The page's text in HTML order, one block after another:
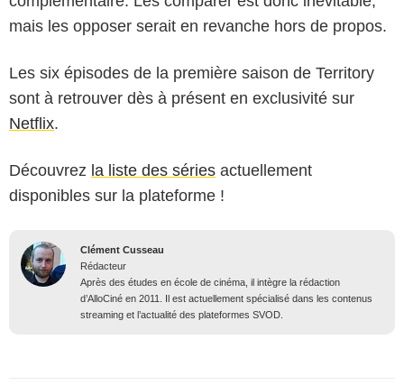
mais les opposer serait en revanche hors de propos.
Les six épisodes de la première saison de Territory
sont à retrouver dès à présent en exclusivité sur
Netflix.
Découvrez la liste des séries actuellement
disponibles sur la plateforme !
Clément Cusseau
Rédacteur
Après des études en école de cinéma, il intègre la rédaction
d’AlloCiné en 2011. Il est actuellement spécialisé dans les contenus
streaming et l’actualité des plateformes SVOD.